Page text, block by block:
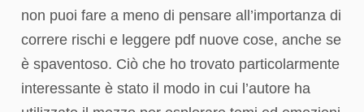
non puoi fare a meno di pensare all’importanza di
correre rischi e leggere pdf nuove cose, anche se
è spaventoso. Ciò che ho trovato particolarmente
interessante è stato il modo in cui l’autore ha